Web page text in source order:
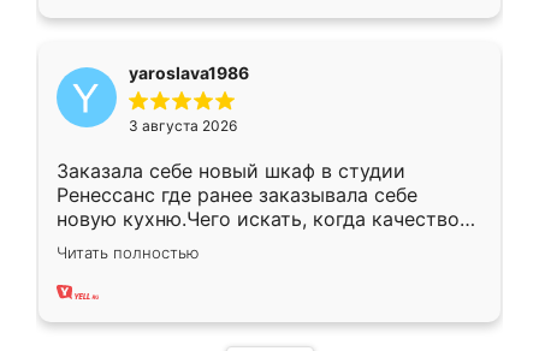
yaroslava1986
3 августа 2026
Заказала себе новый шкаф в студии
Ренессанс где ранее заказывала себе
новую кухню.Чего искать, когда качеством
вполне довольна. Служит кухня уже почти
два года, нареканий нет.
Читать полностью